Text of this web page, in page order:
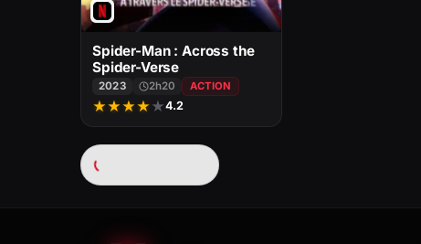
Spider-Man : Across the
Spider-Verse
2023 2h20 ACTION
★★★★ ★4.2